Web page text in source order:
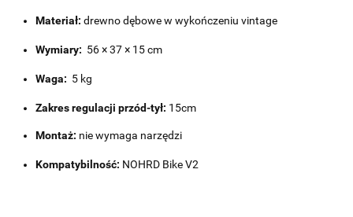
Materiał: drewno dębowe w wykończeniu vintage
Wymiary: 56 × 37 × 15 cm
Waga: 5 kg
Zakres regulacji przód-tył: 15cm
Montaż: nie wymaga narzędzi
Kompatybilność: NOHRD Bike V2